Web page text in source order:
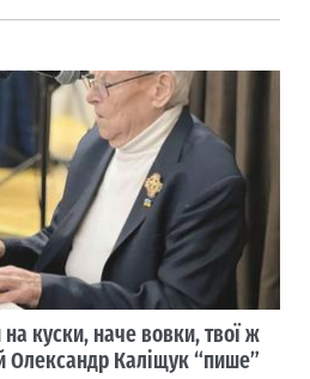
куски, наче вовки, твої ж
Олександр Каліщук “пише”